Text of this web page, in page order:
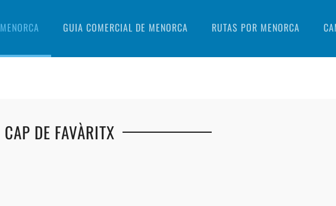
MENORCA GUIA COMERCIAL DE MENORCA RUTAS POR MENORCA
CAP DE FAVÀRITX